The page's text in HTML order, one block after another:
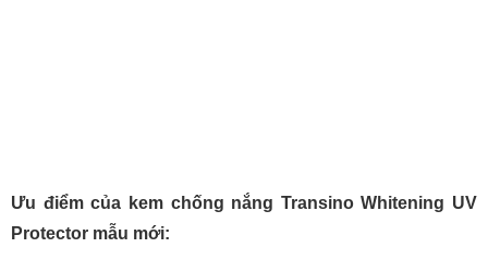
Ưu điểm của kem chống nắng Transino Whitening UV
Protector mẫu mới: